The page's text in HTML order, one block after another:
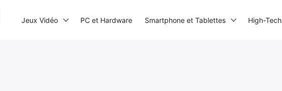
Jeux Vidéo PC et Hardware Smartphone et Tablettes High-Tech